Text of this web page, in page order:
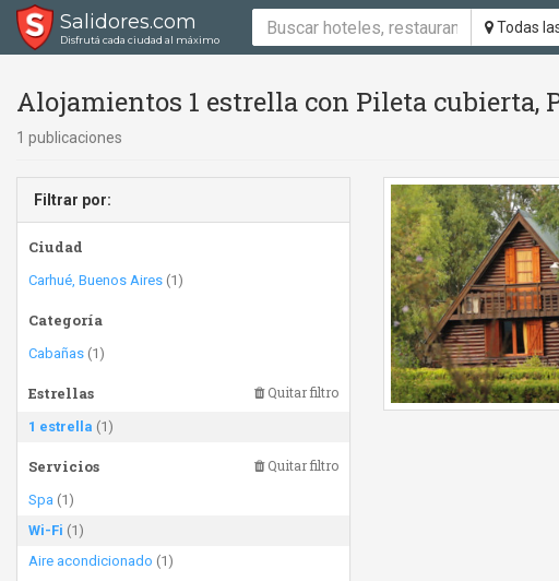
Salidores.com
Disfrutá cada ciudad al máximo
Todas
Alojamientos 1 estrella con Pileta cubierta,
1 publicaciones
Filtrar por:
Ciudad
Carhué, Buenos Aires (1)
Categoría
Cabañas (1)
Estrellas Quitar filtro
1 estrella (1)
Servicios Quitar filtro
Spa (1)
Wi-Fi (1)
Aire acondicionado (1)